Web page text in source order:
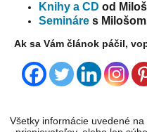
Knihy a CD od
Semináres
Ak sa Vám článok páčil,
Všetky informácie uvedené